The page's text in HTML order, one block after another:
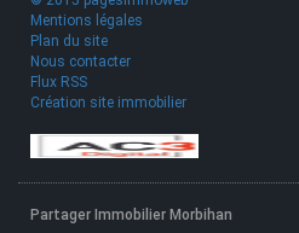
Mentions légales
Plan du site
Nous contacter
Flux RSS
Création site immobilier
Partager Immobilier Morbihan